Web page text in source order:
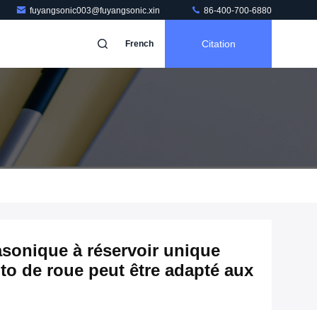
fuyangsonic003@fuyangsonic.xin 86-400-700-6880
French Citation
à réservoir unique
de roue peut être adapté aux